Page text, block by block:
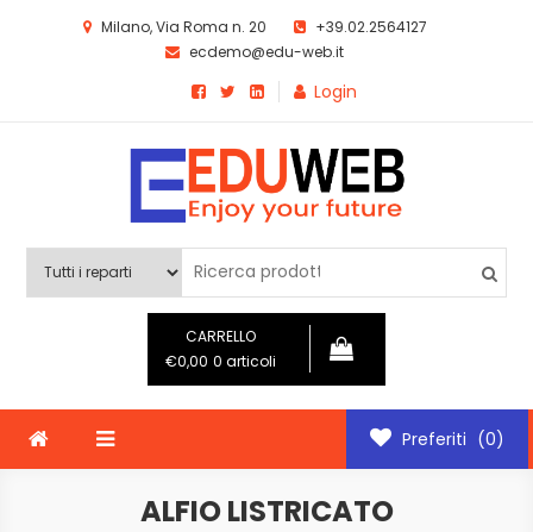
Milano, Via Roma n. 20
+39.02.2564127
ecdemo@edu-web.it
Login
ECDemo EDUWEB
CARRELLO
€0,00 0 articoli
Preferiti (0)
ALFIO LISTRICATO